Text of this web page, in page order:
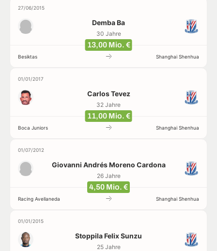
27/06/2015
Demba Ba
30 Jahre
13,00 Mio. €
Besiktas Shanghai Shenhua
01/01/2017
Carlos Tevez
32 Jahre
11,00 Mio. €
Boca Juniors Shanghai Shenhua
01/07/2012
Giovanni Andrés Moreno Cardona
26 Jahre
4,50 Mio. €
Racing Avellaneda Shanghai Shenhua
01/01/2015
Stoppila Felix Sunzu
25 Jahre